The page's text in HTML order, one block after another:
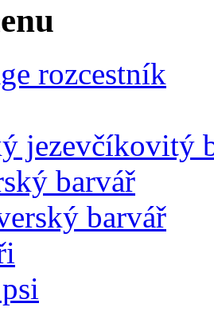
rozcestník
jezevčíkovitý
barvář
barvář